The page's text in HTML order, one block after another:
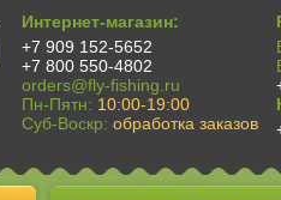
Интернет-магазин:
+7 909 152-5652
+7 800 550-4802
orders@fly-fishing.ru
Пн-Пятн: 10:00-19:00
Суб-Воскр: обработка заказов